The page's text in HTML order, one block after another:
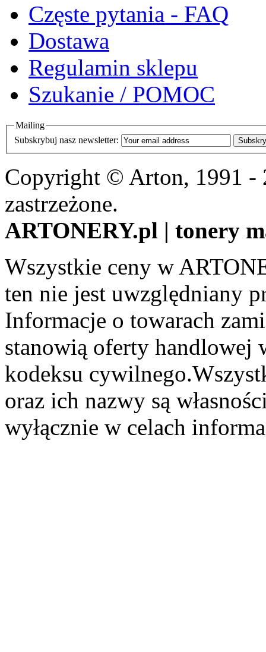
Częste pytania - FAQ
Dostawa
Regulamin sklepu
Szukanie / POMOC
Mailing
Subskrybuj nasz newsletter:
Copyright © Arton, 1991 -
zastrzeżone.
ARTONERY.pl | tonery
Wszystkie ceny w
ten nie jest uwzględniany
Informacje o towarach
stanowią oferty
kodeksu
oraz ich nazwy są
wyłącznie w celach